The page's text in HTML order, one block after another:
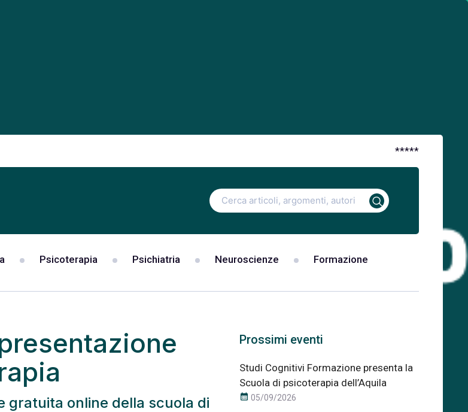
*****
Ricerca
per:
Psicoterapia Psichiatria Neuroscienze Formazione
gratuita online della scuola di
Prossimi eventi
Studi Cognitivi Formazione presenta la
Scuola di psicoterapia dell’Aquila
calendar_month 05/09/2026